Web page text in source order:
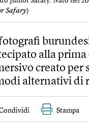
Safary)
alla
creato per
alternativi di
Stampa